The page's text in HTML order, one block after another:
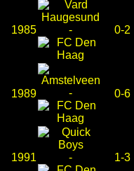
1985 - 0-2
1989 - 0-6
1991 - 1-3